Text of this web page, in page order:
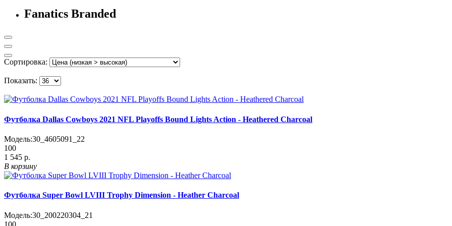
Fanatics Branded
Сортировка:
Показать:
Футболка Dallas Cowboys 2021 NFL Playoffs Bound Lights Action - Heathered Charcoal
Модель:30_4605091_22
100
1 545 р.
В корзину
Футболка Super Bowl LVIII Trophy Dimension - Heather Charcoal
Модель:30_200220304_21
100